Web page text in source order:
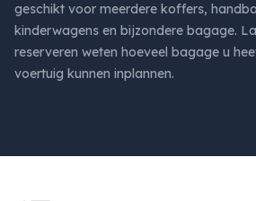
geschikt voor meerdere koffers,
kinderwagens en bijzondere bagage.
reserveren weten hoeveel bagage u
voertuig kunnen inplannen.